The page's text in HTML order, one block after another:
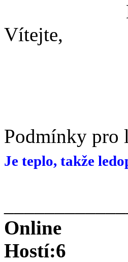
Vítejte,
Podmínky pro
Je teplo, takže
Online
Hostí:6